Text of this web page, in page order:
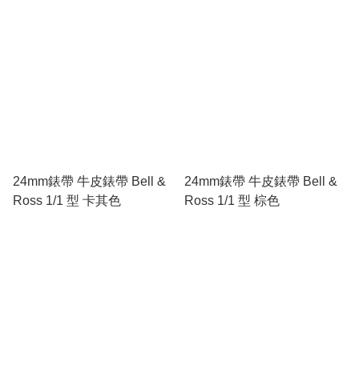
24mm錶帶 牛皮錶帶 Bell &
Ross 1/1 型 卡其色
24mm錶帶 牛皮錶帶 Bell &
Ross 1/1 型 棕色